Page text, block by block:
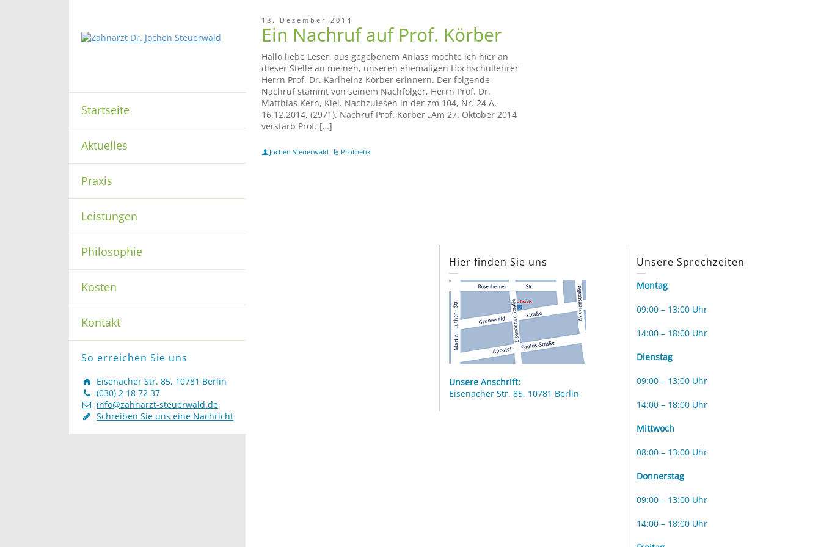
Startseite
Aktuelles
Praxis
Leistungen
Philosophie
Kosten
Kontakt
So erreichen Sie uns
Eisenacher Str. 85, 10781 Berlin
(030) 2 18 72 37
info@zahnarzt-steuerwald.de
Schreiben Sie uns eine Nachricht
18. Dezember 2014
Ein Nachruf auf Prof. Körber
Hallo liebe Leser, aus gegebenem Anlass möchte ich hier an
dieser Stelle an meinen, unseren ehemaligen Hochschullehrer
Herrn Prof. Dr. Karlheinz Körber erinnern. Der folgende
Nachruf stammt von seinem Nachfolger, Herrn Prof. Dr.
Matthias Kern, Kiel. Nachzulesen in der zm 104, Nr. 24 A,
16.12.2014, (2971). Nachruf Prof. Körber „Am 27. Oktober 2014
verstarb Prof. […]
Jochen Steuerwald Prothetik
Hier finden Sie uns
Unsere Anschrift:
Eisenacher Str. 85, 10781 Berlin
Unsere Sprechzeiten
Montag
09:00 – 13:00 Uhr
14:00 – 18:00 Uhr
Dienstag
09:00 – 13:00 Uhr
14:00 – 18:00 Uhr
Mittwoch
08:00 – 13:00 Uhr
Donnerstag
09:00 – 13:00 Uhr
14:00 – 18:00 Uhr